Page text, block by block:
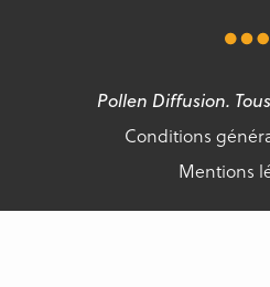
Pollen Diffusion.
Conditions
Mentions